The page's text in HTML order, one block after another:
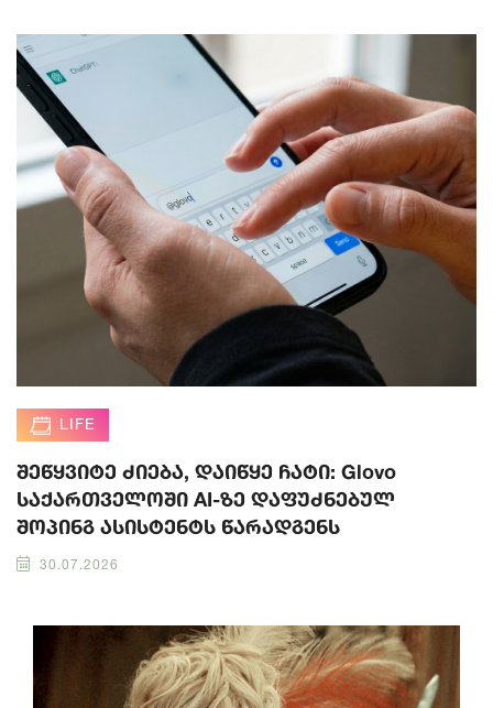
LIFE
შეწყვიტე ძიება, დაიწყე ჩატი: Glovo
საქართველოში AI-ზე დაფუძნებულ
შოპინგ ასისტენტს წარადგენს
30.07.2026